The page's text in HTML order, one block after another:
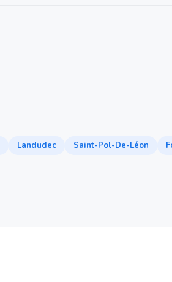
Landudec Saint-Pol-De-Léon